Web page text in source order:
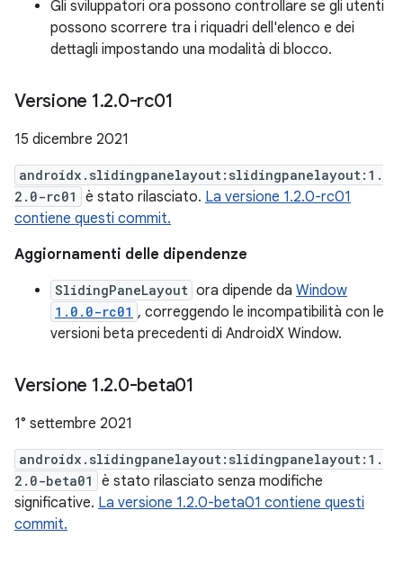
Gli sviluppatori ora possono controllare se gli utenti
possono scorrere tra i riquadri dell'elenco e dei
dettagli impostando una modalità di blocco.
Versione 1.2.0-rc01
15 dicembre 2021
androidx.slidingpanelayout:slidingpanelayout:1.
2.0-rc01
è stato rilasciato. La versione 1.2.0-rc01
contiene questi commit.
Aggiornamenti delle dipendenze
SlidingPaneLayout ora dipende da Window
1.0.0-rc01 , correggendo le incompatibilità con le
versioni beta precedenti di AndroidX Window.
Versione 1.2.0-beta01
1° settembre 2021
androidx.slidingpanelayout:slidingpanelayout:1.
2.0-beta01
è stato rilasciato senza modifiche
significative. La versione 1.2.0-beta01 contiene questi
commit.